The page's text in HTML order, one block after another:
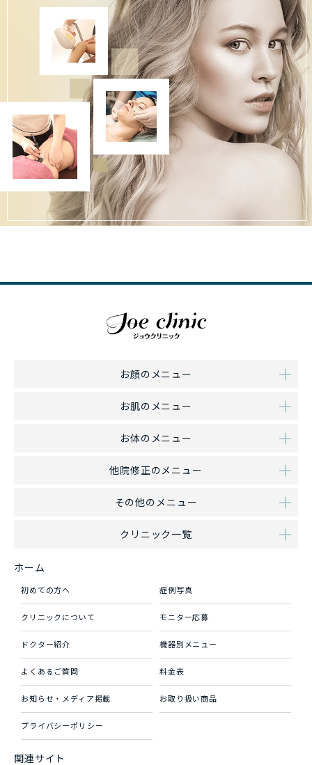
お顔のメニュー
お肌のメニュー
お体のメニュー
他院修正のメニュー
その他のメニュー
クリニック一覧
ホーム
初めての方へ 症例写真
クリニックについて モニター応募
ドクター紹介 機器別メニュー
よくあるご質問 料金表
お知らせ・メディア掲載 お取り扱い商品
プライバシーポリシー
関連サイト